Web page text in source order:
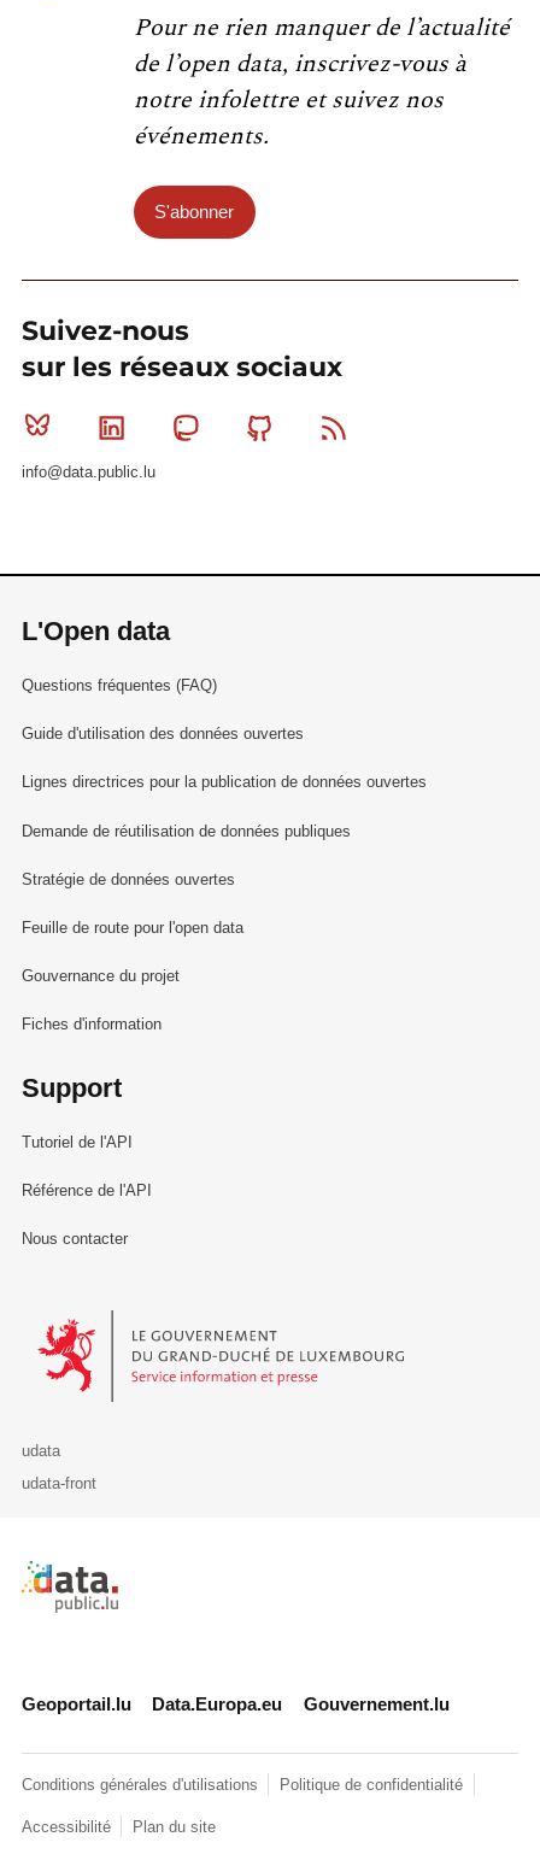
Pour ne rien manquer de l’actualité
de l’open data, inscrivez-vous à
notre infolettre et suivez nos
événements.
S'abonner
Suivez-nous
sur les réseaux sociaux
Bluesky Linkedin MastodonGithub
info@data.public.lu
L'Open data
Questions fréquentes (FAQ)
Guide d'utilisation des données ouvertes
Lignes directrices pour la publication de données ouvertes
Demande de réutilisation de données publiques
Stratégie de données ouvertes
Feuille de route pour l'open data
Gouvernance du projet
Fiches d'information
Support
Tutoriel de l'API
Référence de l'API
Nous contacter
Le Gouvernement du Grand-Duché de Luxembourg - Service
udata
udata-front
Retour à l'accueil de data.public.lu
Geoportail.lu Data.Europa.eu Gouvernement.lu
Conditions générales d'utilisations Politique de confidentialité
Accessibilité Plan du site